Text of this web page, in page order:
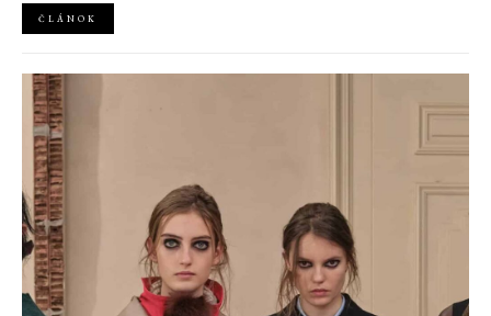
trendy a vytvárať autentické spojenie medzi módou, digitálnym
prostredím a každodenným životom mladej generácie.
ČLÁNOK